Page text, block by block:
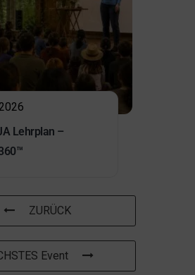
Lehrplan –
ZURÜCK
Event